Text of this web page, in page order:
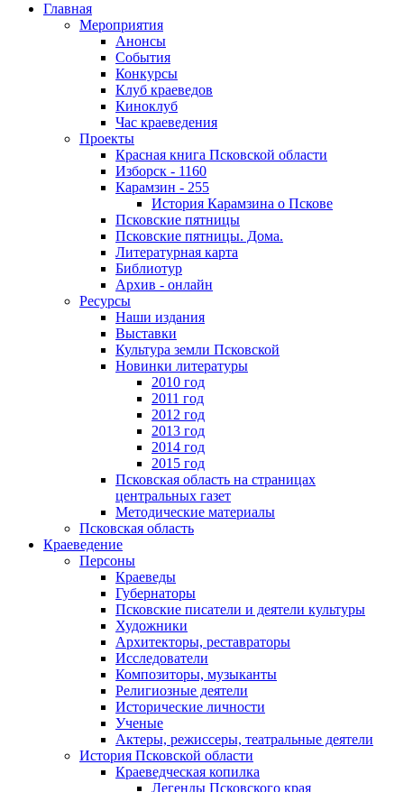
Главная
Мероприятия
Анонсы
События
Конкурсы
Клуб краеведов
Киноклуб
Час краеведения
Проекты
Красная книга Псковской области
Изборск - 1160
Карамзин - 255
История Карамзина о Пскове
Псковские пятницы
Псковские пятницы. Дома.
Литературная карта
Библиотур
Архив - онлайн
Ресурсы
Наши издания
Выставки
Культура земли Псковской
Новинки литературы
2010 год
2011 год
2012 год
2013 год
2014 год
2015 год
Псковская область на страницах
центральных газет
Методические материалы
Псковская область
Краеведение
Персоны
Краеведы
Губернаторы
Псковские писатели и деятели культуры
Художники
Архитекторы, реставраторы
Исследователи
Композиторы, музыканты
Религиозные деятели
Исторические личности
Ученые
Актеры, режиссеры, театральные деятели
История Псковской области
Краеведческая копилка
Легенды Псковского края